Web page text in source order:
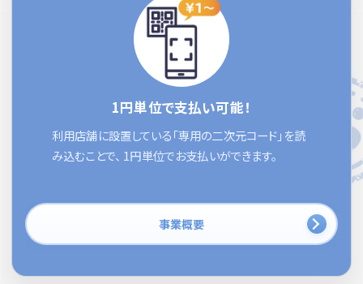
1円単位で支払い可能！
利用店舗に設置している「専用の二次元コード」を読
み込むことで、 1円単位でお支払いができます。
事業概要